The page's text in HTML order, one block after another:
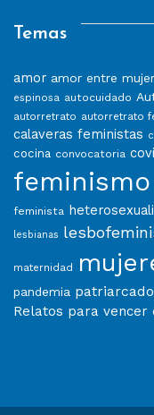
Temas
amor amor entre
espinosa autocuidado
autorretrato autorretrato
calaveras feministas
cocina convocatoria
feminismo
feminista
lesbianas
maternidad
pandemia patriarcado
Relatos para vencer